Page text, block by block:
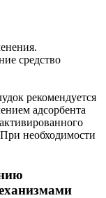
средство
рекомендуется
адсорбента
необходимости